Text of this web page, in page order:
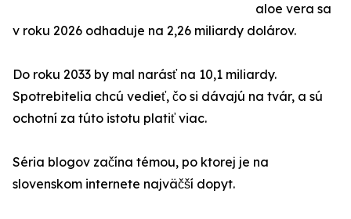
aloe vera sa
v roku 2026 odhaduje na 2,26 miliardy dolárov.
Do roku 2033 by mal narásť na 10,1 miliardy.
Spotrebitelia chcú vedieť, čo si dávajú na tvár, a sú
ochotní za túto istotu platiť viac.
Séria blogov začína témou, po ktorej je na
slovenskom internete najväčší dopyt.